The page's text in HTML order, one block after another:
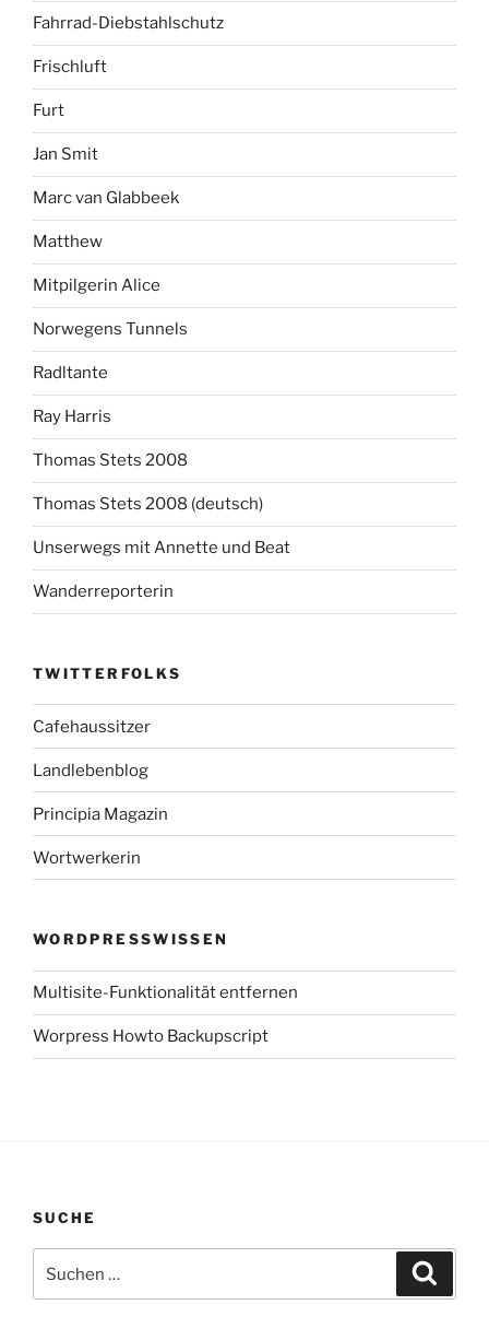
Fahrrad-Diebstahlschutz
Frischluft
Furt
Jan Smit
Marc van Glabbeek
Matthew
Mitpilgerin Alice
Norwegens Tunnels
Radltante
Ray Harris
Thomas Stets 2008
Thomas Stets 2008 (deutsch)
Unserwegs mit Annette und Beat
Wanderreporterin
TWITTERFOLKS
Cafehaussitzer
Landlebenblog
Principia Magazin
Wortwerkerin
WORDPRESSWISSEN
Multisite-Funktionalität entfernen
Worpress Howto Backupscript
SUCHE
nach: